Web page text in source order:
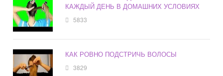
КАЖДЫЙ ДЕНЬ В ДОМАШНИХ УСЛОВИЯХ
5833
КАК РОВНО ПОДСТРИЧЬ ВОЛОСЫ
3829